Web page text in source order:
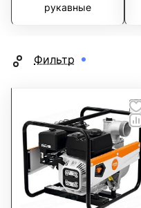
рукавные
Фильтр